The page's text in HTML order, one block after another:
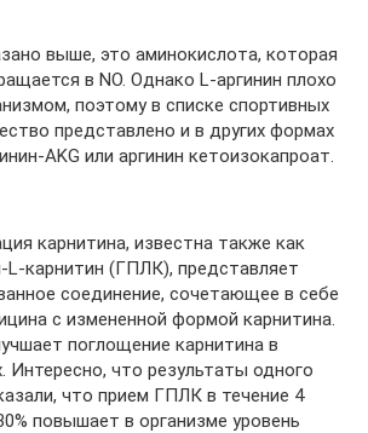
выше, это аминокислота, которая
в NO. Однако L-аргинин плохо
поэтому в списке спортивных
представлено и в других формах
AKG или аргинин кетоизокапроат.
карнитина, известна также как
L-карнитин (ГПЛК), представляет
соединение, сочетающее в себе
с измененной формой карнитина.
поглощение карнитина в
Интересно, что результаты одного
что прием ГПЛК в течение 4
повышает в организме уровень